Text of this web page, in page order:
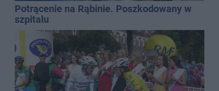
Potrącenie na Rąbinie. Poszkodowany w
szpitalu